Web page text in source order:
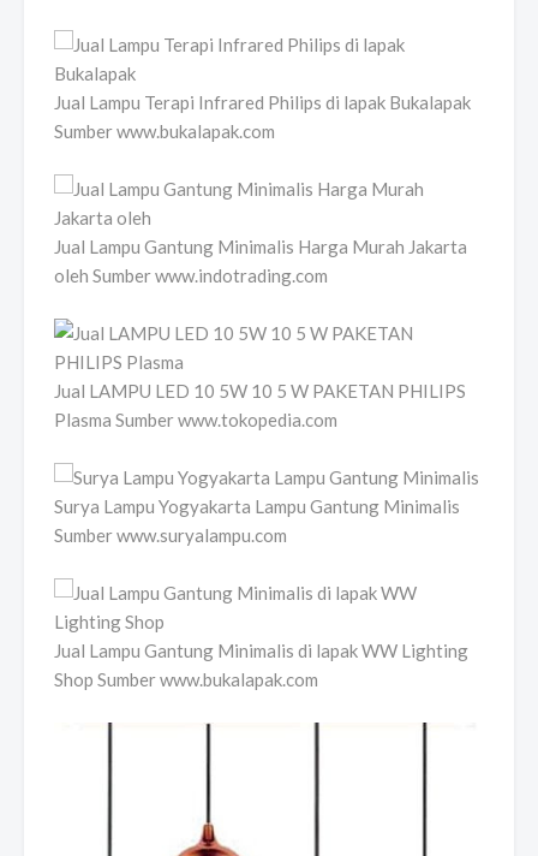
Jual Lampu Terapi Infrared Philips di lapak Bukalapak
Sumber www.bukalapak.com
Jual Lampu Gantung Minimalis Harga Murah Jakarta
oleh Sumber www.indotrading.com
Jual LAMPU LED 10 5W 10 5 W PAKETAN PHILIPS
Plasma Sumber www.tokopedia.com
Surya Lampu Yogyakarta Lampu Gantung Minimalis
Sumber www.suryalampu.com
Jual Lampu Gantung Minimalis di lapak WW Lighting
Shop Sumber www.bukalapak.com